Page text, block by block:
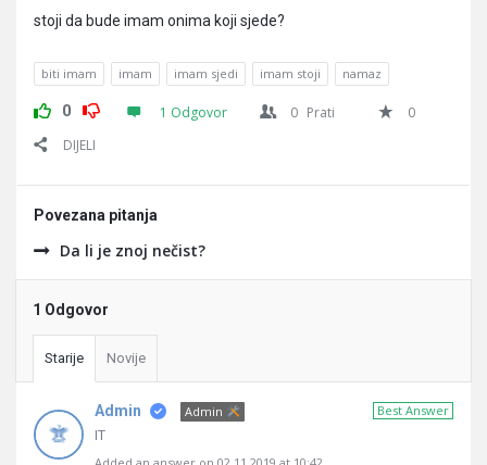
stoji da bude imam onima koji sjede?
biti imam imam imam sjedi imam stoji namaz
0 1 Odgovor 0 Prati
0
DIJELI
Povezana pitanja
Da li je znoj nečist?
1 Odgovor
Starije Novije
Best Answer
Admin Admin
IT